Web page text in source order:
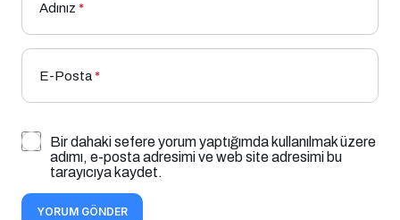
Adınız *
E-Posta*
Bir dahaki sefere yorum yaptığımda kullanılmak üzere
adımı, e-posta adresimi ve web site adresimi bu
tarayıcıya kaydet.
YORUM GÖNDER